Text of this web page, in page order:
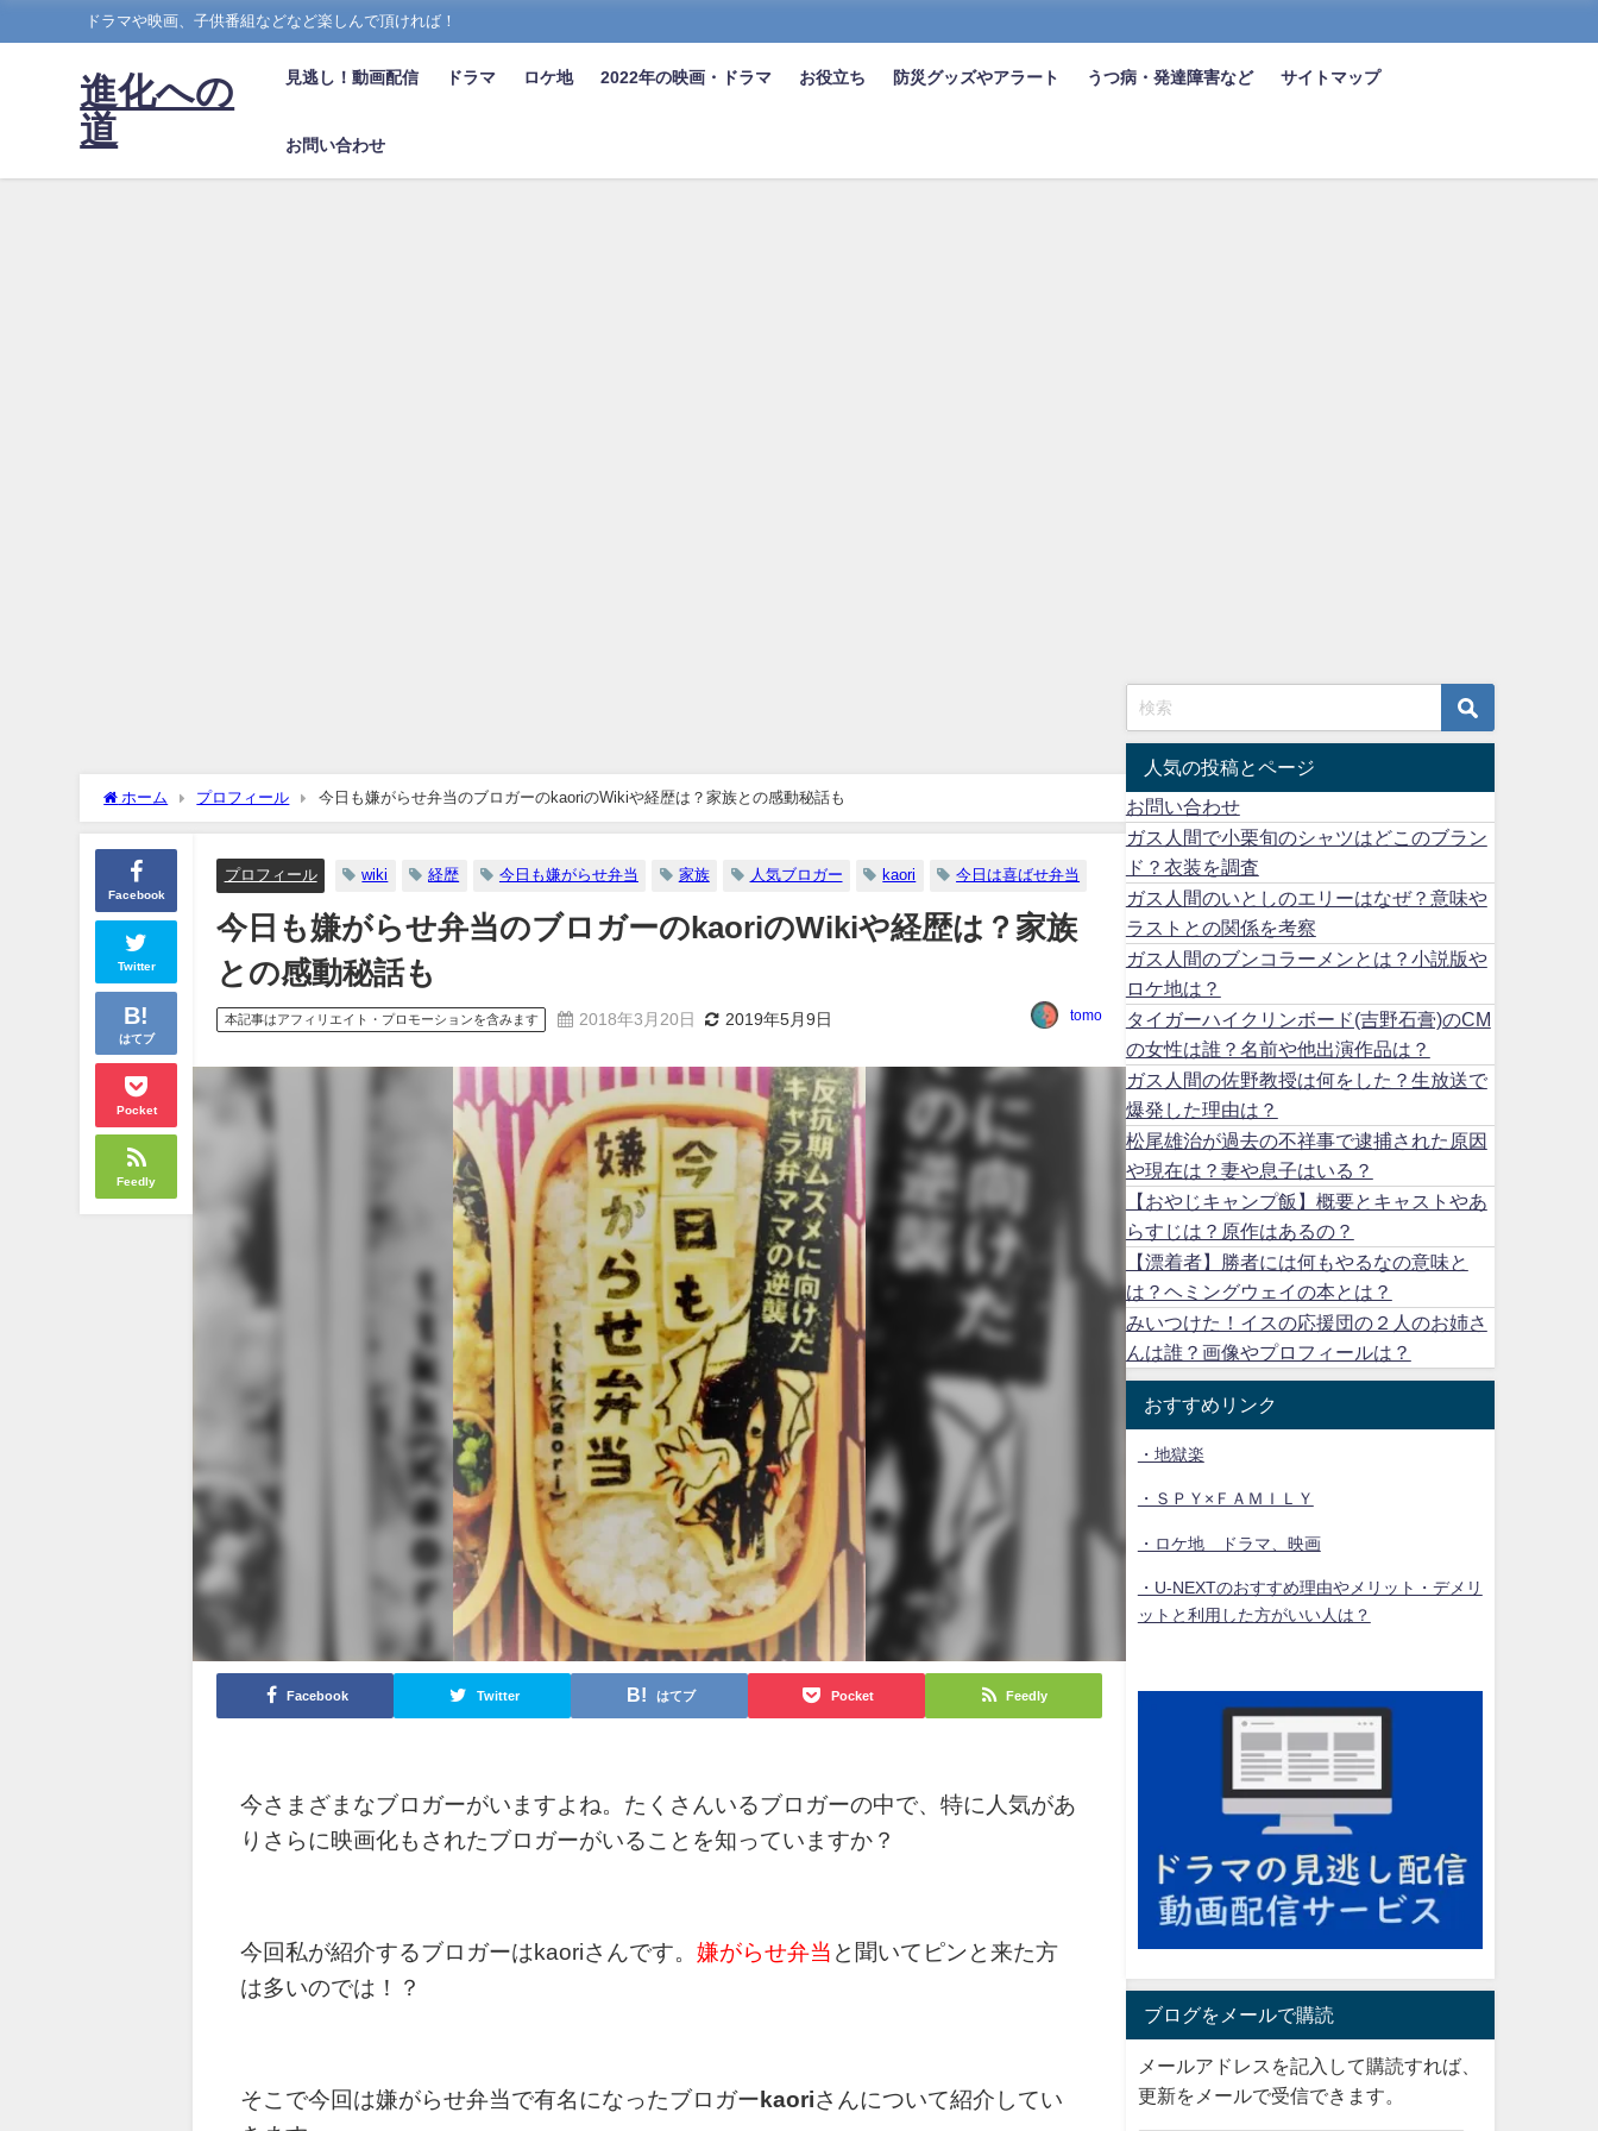
ドラマや映画、子供番組などなど楽しんで頂ければ！
進化への
道
見逃し！動画配信 ドラマ ロケ地 2022年の映画・ドラマ お役立ち 防災グッズやアラート うつ病・発達障害など サイトマップ
お問い合わせ
ホーム プロフィール 今日も嫌がらせ弁当のブロガーのkaoriのWikiや経歴は？家族との感動秘話も
Facebook
Twitter
はてブ
Pocket
Feedly
プロフィール wiki 経歴 今日も嫌がらせ弁当 家族 人気ブロガー kaori 今日は喜ばせ弁当
今日も嫌がらせ弁当のブロガーのkaoriのWikiや経歴は？家族
との感動秘話も
本記事はアフィリエイト・プロモーションを含みます 2018年3月20日 2019年5月9日 tomo
Facebook Twitter はてブ Pocket Feedly
今さまざまなブロガーがいますよね。たくさんいるブロガーの中で、特に人気があ
りさらに映画化もされたブロガーがいることを知っていますか？
今回私が紹介するブロガーはkaoriさんです。嫌がらせ弁当 と聞いてピンと来た方
は多いのでは！？
そこで今回は嫌がらせ弁当で有名になったブロガー kaoriさんについて紹介してい
人気の投稿とページ
お問い合わせ
ガス人間で小栗旬のシャツはどこのブラン
ド？衣装を調査
ガス人間のいとしのエリーはなぜ？意味や
ラストとの関係を考察
ガス人間のブンコラーメンとは？小説版や
ロケ地は？
タイガーハイクリンボード(吉野石膏)のCM
の女性は誰？名前や他出演作品は？
ガス人間の佐野教授は何をした？生放送で
爆発した理由は？
松尾雄治が過去の不祥事で逮捕された原因
や現在は？妻や息子はいる？
【おやじキャンプ飯】概要とキャストやあ
らすじは？原作はあるの？
【漂着者】勝者には何もやるなの意味と
は？ヘミングウェイの本とは？
みいつけた！イスの応援団の２人のお姉さ
んは誰？画像やプロフィールは？
おすすめリンク
・地獄楽
・ＳＰＹ×ＦＡＭＩＬＹ
・ロケ地 ドラマ、映画
・U-NEXTのおすすめ理由やメリット・デメリ
ットと利用した方がいい人は？
ブログをメールで購読
メールアドレスを記入して購読すれば、
更新をメールで受信できます。